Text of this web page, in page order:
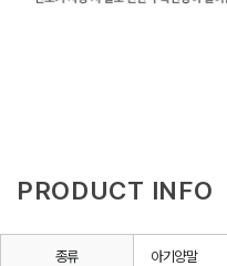
PRODUCT INFO
종류 아기양말